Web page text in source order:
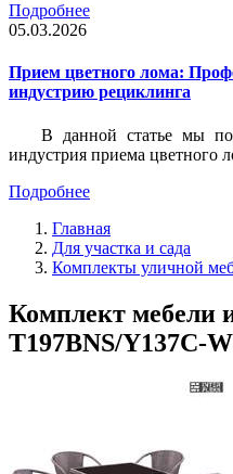
Подробнее
05.03.2026
Прием цветного лома:
индустрию рециклинга
В данной статье мы
индустрия приема цветного
Подробнее
Главная
Для участка и сада
Комплекты уличной
Комплект мебели
T197BNS/Y137C-